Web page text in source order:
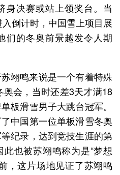
身决赛或站上领奖台。当
倒计时，中国雪上项目展
们的冬奥前景越发令人期
翊鸣来说是一个有着特殊
会，当时还差3天才满18
板滑雪男子大跳台冠军。
中国第一位单板滑雪冬奥
纪录，达到竞技生涯的第
也被苏翊鸣称为是“梦想
，这片场地见证了苏翊鸣